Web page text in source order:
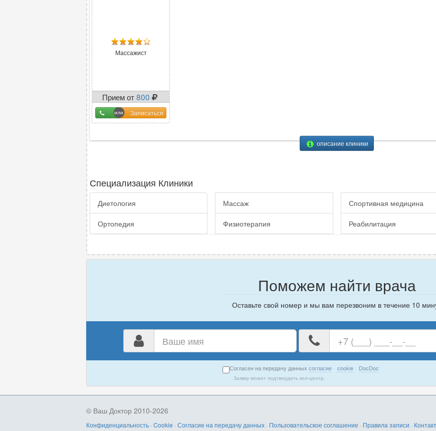
Массажист
Прием от800
Записаться
описание клиники
Специализация Клиники
Диетология
Ортопедия
Массаж
Физиотерапия
Спортивная медицина
Реабилитация
Поможем найти врача
Оставьте свой номер и мы вам перезвоним в течение 10
номер
телефона
Согласен на передачу данных согласие · cookie · DocDoc
Заявку может подтвердить кол-центр.
© Ваш Доктор 2010-2026
Конфиденциальность · Cookie · Согласие на передачу данных · Пользовательское соглашение · Правила записи ·